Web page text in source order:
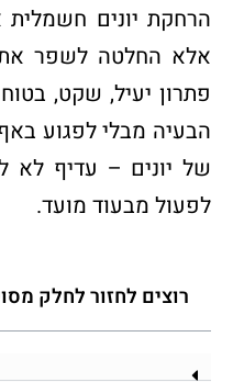
הרחקת יונים
אלא החלטה לשפר את
פתרון יעיל, שקט,
הבעיה מבלי לפגוע
של יונים – עדיף לא
לפעול מבעוד מועד.
רוצים לחזור לחלק